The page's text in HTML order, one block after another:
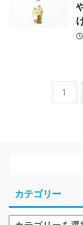
1
カテゴリー